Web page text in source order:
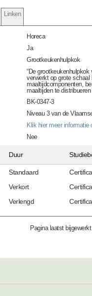
Linken
Horeca
Ja
Grootkeukenhulpkok
“De
verwerkt op grote
maaltijdcomponenten,
maaltijden te
BK-0347-3
Niveau 3 van de
Klik hier meer
Nee
Duur
Standaard
Verkort
Verlengd
Pagina laatst